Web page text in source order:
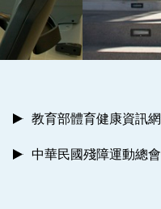
教育部體育健康資訊網
中華民國殘障運動總會